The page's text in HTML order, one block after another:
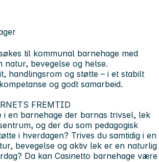
til kommunal barnehage med
natur, bevegelse og helse.
handlingsrom og støtte – i et stabilt
og godt samarbeid.
FREMTID
i en barnehage der barnas trivsel, lek
og der du som pedagogisk
i hverdagen? Trives du samtidig i en
bevegelse og aktiv lek er en naturlig
Da kan Casinetto barnehage være